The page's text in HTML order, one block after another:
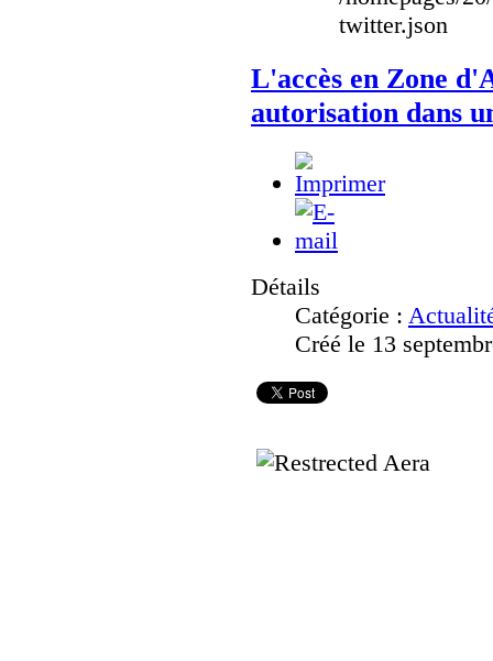
twitter.json
L'accès en Zone
autorisation dans
Détails
Catégorie :
Créé le 13